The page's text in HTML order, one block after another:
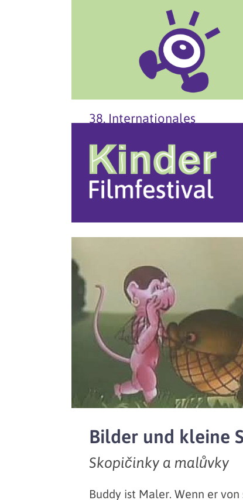
38. Internationales
Bilder und kleine
Skopičinky a malůvky
Buddy ist Maler. Wenn er